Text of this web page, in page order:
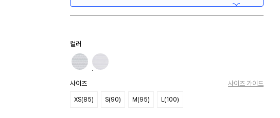
컬러
사이즈 사이즈 가이드
XS(85) S(90) M(95) L(100)